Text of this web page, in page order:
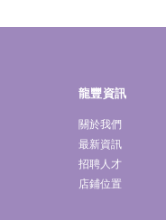
龍豐資訊
關於我們
最新資訊
招聘人才
店鋪位置